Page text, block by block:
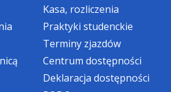
uznania za wybór
miejsca dalszego
obniża do zerakwotę
w pierwszym
czemustart na nowym
się jeszcze bardziej
Kasa, rozliczenia
Praktyki studenckie
Terminy zjazdów
Centrum dostępności
Deklaracja dostępności